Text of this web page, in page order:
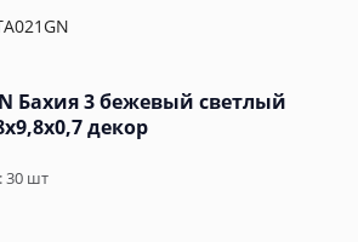
Бахия 3 бежевый светлый
декор
30 шт